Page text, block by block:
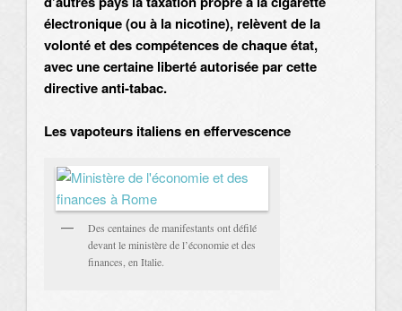
électronique (ou à la nicotine), relèvent de la
volonté et des compétences de chaque état,
avec une certaine liberté autorisée par cette
directive anti-tabac.
Les vapoteurs italiens en effervescence
Des centaines de manifestants ont défilé
devant le ministère de l’économie et des
finances, en Italie.